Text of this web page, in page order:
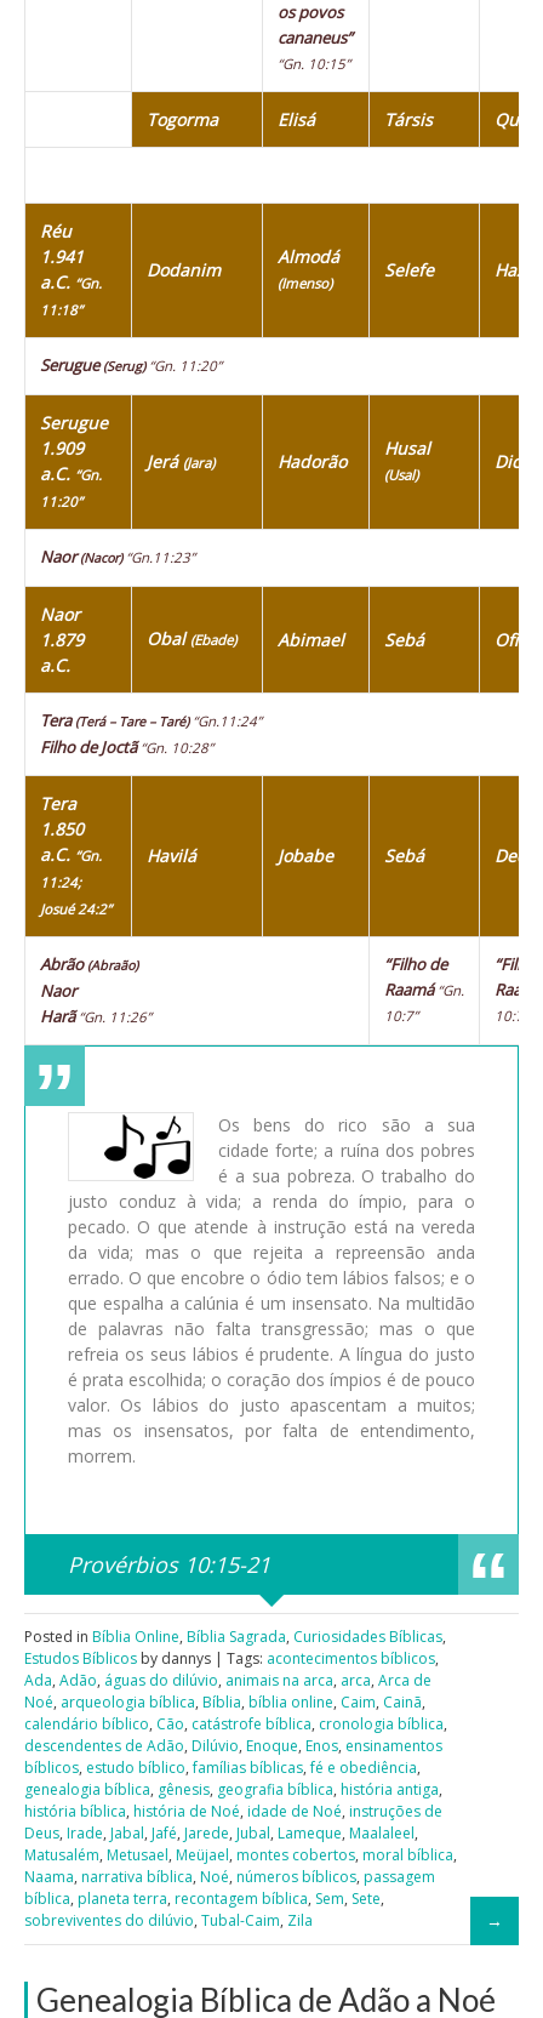
os povos
cananeus”
“Gn. 10:15”
Togorma Elisá Társis
Réu
1.941
a.C. “Gn.
11:18”
Dodanim
Almodá
(Imenso)
Selefe
Serugue(Serug) “Gn. 11:20”
Serugue
1.909
a.C. “Gn.
11:20”
Jerá (Jara) Hadorão
Husal
(Usal)
Diclá
Naor(Nacor) “Gn.11:23”
Naor
1.879
a.C.
Obal (Ebade) Abimael Sebá Ofir
Tera (Terá – Tare – Taré) “Gn.11:24”
Filho de Joctã“Gn. 10:28”
Tera
1.850
a.C. “Gn.
11:24;
Josué 24:2”
Havilá Jobabe Sebá Dedã
Abrão (Abraão)
Naor
Harã“Gn. 11:26”
“Filho de
Raamá“Gn.
10:7”
“Filho
10:7”
Os bens do rico são a sua
cidade forte; a ruína dos pobres
é a sua pobreza. O trabalho do
justo conduz à vida; a renda do ímpio, para o
pecado. O que atende à instrução está na vereda
da vida; mas o que rejeita a repreensão anda
errado. O que encobre o ódio tem lábios falsos; e o
que espalha a calúnia é um insensato. Na multidão
de palavras não falta transgressão; mas o que
refreia os seus lábios é prudente. A língua do justo
é prata escolhida; o coração dos ímpios é de pouco
valor. Os lábios do justo apascentam a muitos;
mas os insensatos, por falta de entendimento,
morrem.
Provérbios 10:15-21
Posted in Bíblia Online, Bíblia Sagrada, Curiosidades Bíblicas,
Estudos Bíblicos by dannys | Tags: acontecimentos bíblicos,
Ada, Adão, águas do dilúvio, animais na arca, arca, Arca de
Noé, arqueologia bíblica, Bíblia, bíblia online, Caim, Cainã,
calendário bíblico, Cão, catástrofe bíblica, cronologia bíblica,
descendentes de Adão, Dilúvio, Enoque, Enos, ensinamentos
bíblicos, estudo bíblico,famílias bíblicas,fé e obediência,
genealogia bíblica, gênesis, geografia bíblica, história antiga,
história bíblica, história de Noé, idade de Noé, instruções de
Deus, Irade, Jabal, Jafé, Jarede, Jubal, Lameque, Maalaleel,
Matusalém, Metusael, Meüjael, montes cobertos, moral bíblica,
Naama, narrativa bíblica, Noé, números bíblicos, passagem
bíblica, planeta terra, recontagem bíblica, Sem, Sete,
sobreviventes do dilúvio, Tubal-Caim, Zila
Genealogia Bíblica de Adão a Noé